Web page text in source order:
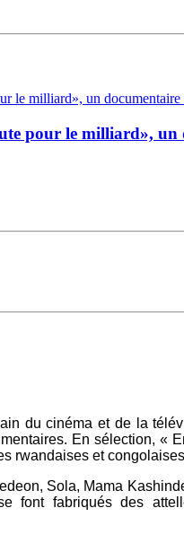
pour le milliard»,
du cinéma et de la
En sélection,
rwandaises et
Sola, Mama
font fabriqués des